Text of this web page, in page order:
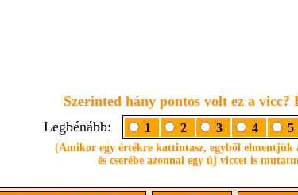
Szerinted hány pontos volt ez a vicc?
Legbénább:
1 2 3 4 5
(Amikor egy értékre kattintasz, egyből elmentjük
és cserébe azonnal egy új viccet is